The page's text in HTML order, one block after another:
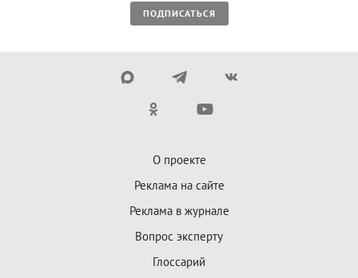
ПОДПИСАТЬСЯ
О проекте
Реклама на сайте
Реклама в журнале
Вопрос эксперту
Глоссарий